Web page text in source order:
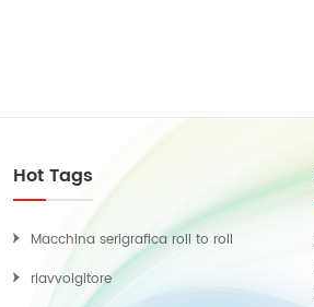
Hot Tags
Macchina serigrafica roll to roll
riavvolgitore